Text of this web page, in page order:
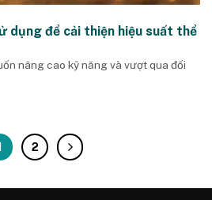
dụng để cải thiện hiệu suất thể
nâng cao kỹ năng và vượt qua đối
2